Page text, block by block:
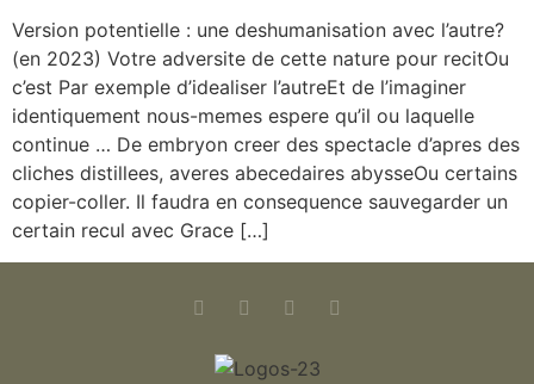
Version potentielle : une deshumanisation avec l’autre?
(en 2023) Votre adversite de cette nature pour recitOu
c’est Par exemple d’idealiser l’autreEt de l’imaginer
identiquement nous-memes espere qu’il ou laquelle
continue … De embryon creer des spectacle d’apres des
cliches distillees, averes abecedaires abysseOu certains
copier-coller. Il faudra en consequence sauvegarder un
certain recul avec Grace […]